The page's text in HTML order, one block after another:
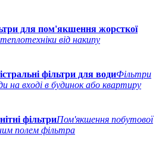
для пом'якшення жорсткої
від накипу
фільтри для водиФільтри
на вході в будинок або квартиру
фільтриПом'якшення побутової
полем фільтра